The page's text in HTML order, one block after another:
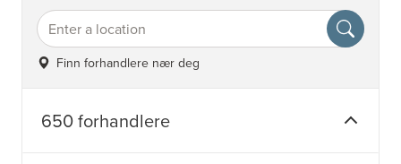
Finn forhandlere nær deg
650 forhandlere